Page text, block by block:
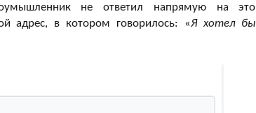
не ответил напрямую на это
адрес, в котором говорилось: «Я хотел бы